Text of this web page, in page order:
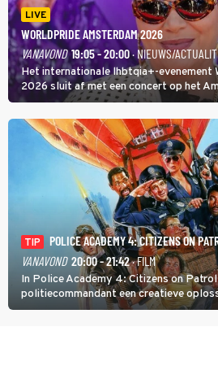
LIVE
WORLDPRIDE AMSTERDAM 2026
VANAVOND 19:05 - 20:00· NIEUWS/
Het internationale lhbtqia+-evenement
2026 sluit af met een concert op het
Anita Doth is een van de optredende
veroverde ze de wereld als zangeres
TIP
POLICE ACADEMY 4: CITIZENS ON
VANAVOND 20:00 - 21:42· FILM
In Police Academy 4: Citizens on
politiecommandant een creatieve
agenten.